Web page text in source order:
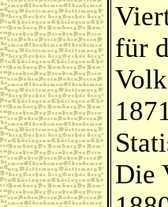
für
Die